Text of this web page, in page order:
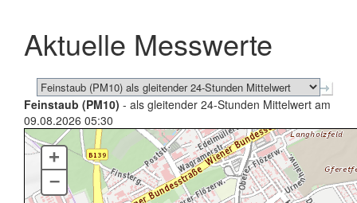
schließen
Aktuelle Messwerte
Feinstaub (PM10) - als gleitender 24-Stunden Mittelwert am
09.08.2026 05:30
+
–